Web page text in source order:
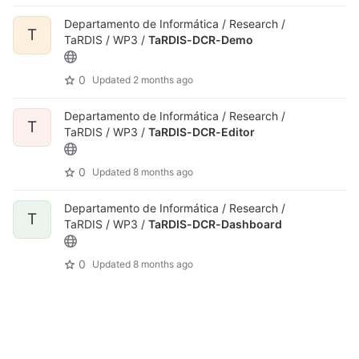
T
Departamento de Informática / Research /
TaRDIS / WP3 / TaRDIS-DCR-Demo
0 Updated 2 months ago
T
Departamento de Informática / Research /
TaRDIS / WP3 / TaRDIS-DCR-Editor
0 Updated 8 months ago
T
Departamento de Informática / Research /
TaRDIS / WP3 / TaRDIS-DCR-Dashboard
0 Updated 8 months ago